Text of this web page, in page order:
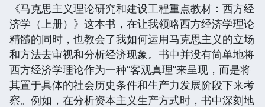
《马克思主义理论研究和建设工程重点教材：西方经
济学（上册）》这本书，在让我领略西方经济学理论
精髓的同时，也教会了我如何运用马克思主义的立场
和方法去审视和分析经济现象。书中并没有简单地将
西方经济学理论作为一种“客观真理”来呈现，而是将
其置于具体的社会历史条件和生产力发展阶段下来考
察。例如，在分析资本主义生产方式时，书中深刻地